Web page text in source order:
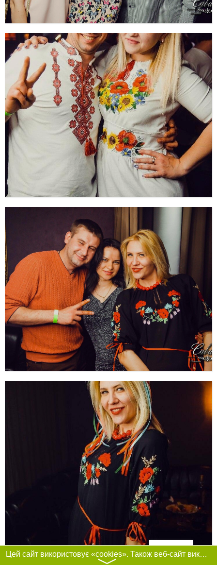
Фільтри
Цей сайт використовує «cookies». Також веб-сайт використовує інтернет-сервіс для збору технічних даних стосовно відвідувачів з метою отримання маркетингової та статистичної інформації. Умови обробки даних відвідувачів сайту див.
〉